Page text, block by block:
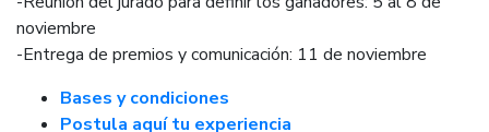
noviembre
-Entrega de premios y comunicación: 11 de noviembre
Bases y condiciones
Postula aquí tu experiencia